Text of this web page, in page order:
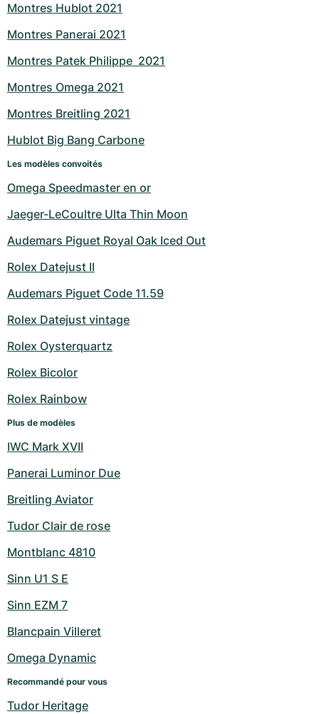
Montres Hublot 2021
Montres Panerai 2021
Montres Patek Philippe  2021
Montres Omega 2021
Montres Breitling 2021
Hublot Big Bang Carbone
Les modèles convoités
Omega Speedmaster en or
Jaeger-LeCoultre Ulta Thin Moon
Audemars Piguet Royal Oak Iced Out
Rolex Datejust II
Audemars Piguet Code 11.59
Rolex Datejust vintage
Rolex Oysterquartz
Rolex Bicolor
Rolex Rainbow
Plus de modèles
IWC Mark XVII
Panerai Luminor Due
Breitling Aviator
Tudor Clair de rose
Montblanc 4810
Sinn U1 S E
Sinn EZM 7
Blancpain Villeret
Omega Dynamic
Recommandé pour vous
Tudor Heritage